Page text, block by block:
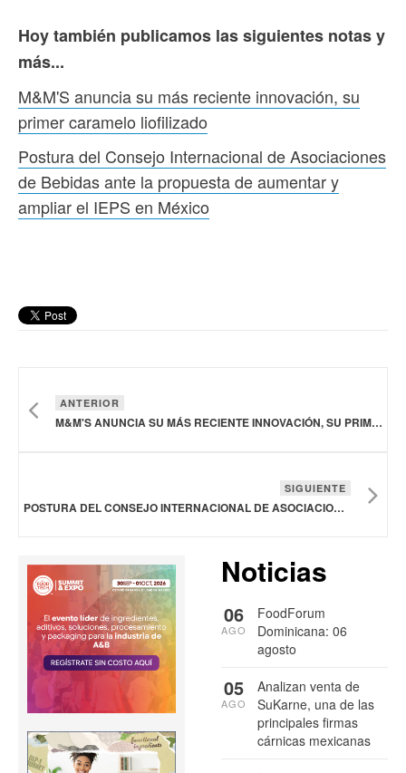
Hoy también publicamos las siguientes notas y
más...
M&M'S anuncia su más reciente innovación, su
primer caramelo liofilizado
Postura del Consejo Internacional de Asociaciones
de Bebidas ante la propuesta de aumentar y
ampliar el IEPS en México
ANTERIOR
M&M'S ANUNCIA SU MÁS RECIENTE INNOVACIÓN, SU PRIMER CARAMELO LIOFILIZADO
SIGUIENTE
POSTURA DEL CONSEJO INTERNACIONAL DE ASOCIACIONES DE BEBIDAS ANTE LA PROPUESTA DE AUMENTAR Y AMPLIAR EL IEPS EN MÉXICO
Noticias
FoodForum
Dominicana: 06
agosto
06
AGO
Analizan venta de
SuKarne, una de las
principales firmas
cárnicas mexicanas
05
AGO